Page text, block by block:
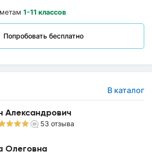
1-11 классов
Попробовать бесплатно
В каталог
Александрович
53 отзыва
Олеговна